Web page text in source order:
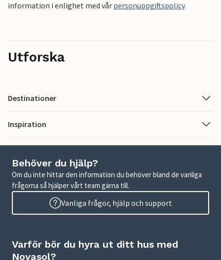
information i enlighet med vår personuppgiftspolicy.
Utforska
Destinationer
Inspiration
Behöver du hjälp?
Om du inte hittar den information du behöver bland de vanliga
frågorna så hjälper vårt team gärna till.
Vanliga frågor, hjälp och support
Varför bör du hyra ut ditt hus med
Novasol?